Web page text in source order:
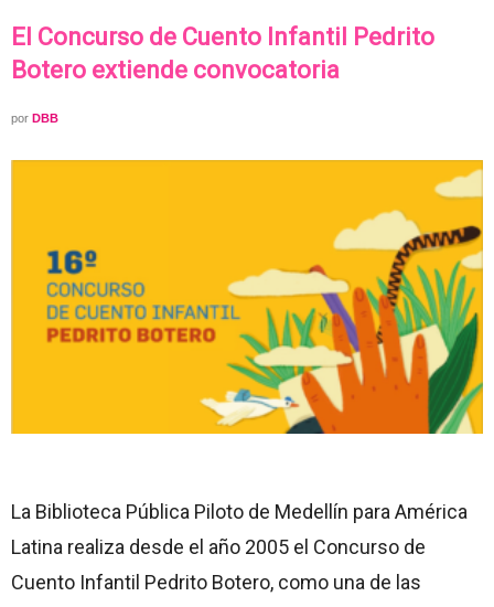
El Concurso de Cuento Infantil Pedrito
Botero extiende convocatoria
por DBB
La Biblioteca Pública Piloto de Medellín para América
Latina realiza desde el año 2005 el Concurso de
Cuento Infantil Pedrito Botero, como una de las